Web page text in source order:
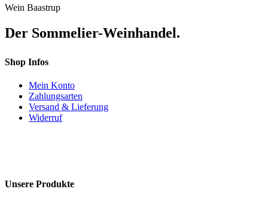
Wein Baastrup
Der Sommelier-Weinhandel.
Shop Infos
Mein Konto
Zahlungsarten
Versand & Lieferung
Widerruf
Unsere Produkte